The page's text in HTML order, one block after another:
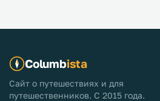
Columbista
Сайт о путешествиях и для
путешественников. С 2015 года.